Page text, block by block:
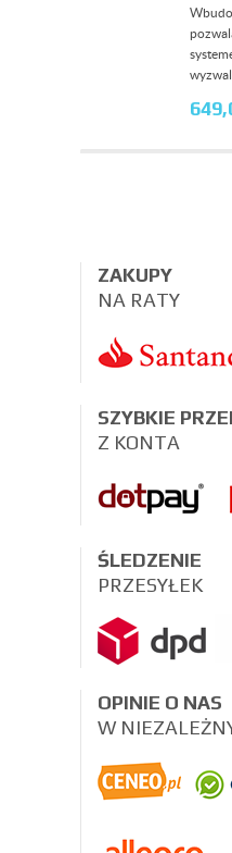
ZAKUPY
NA RATY
SZYBKIE
Z KONTA
ŚLEDZENIE
PRZESYŁEK
OPINIE O NAS
W